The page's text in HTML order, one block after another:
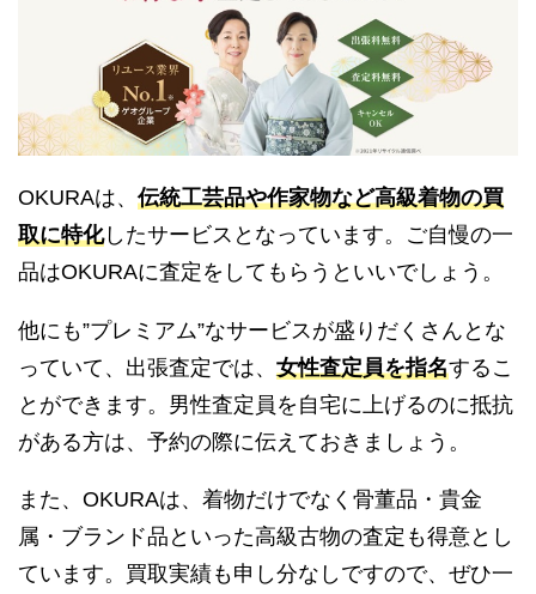
OKURAは、 伝統工芸品や作家物など高級着物の買
取に特化したサービスとなっています。ご自慢の一
品はOKURAに査定をしてもらうといいでしょう。
他にも”プレミアム”なサービスが盛りだくさんとな
っていて、出張査定では、 女性査定員を指名するこ
とができます。男性査定員を自宅に上げるのに抵抗
がある方は、予約の際に伝えておきましょう。
また、OKURAは、着物だけでなく骨董品・貴金
属・ブランド品といった高級古物の査定も得意とし
ています。買取実績も申し分なしですので、ぜひ一